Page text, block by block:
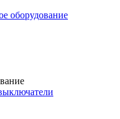
оборудование